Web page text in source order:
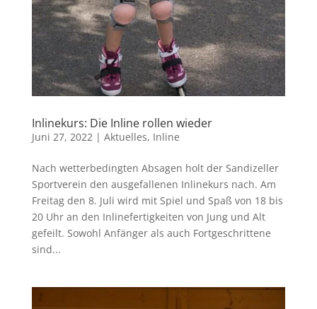
Inlinekurs: Die Inline rollen wieder
Juni 27, 2022| Aktuelles, Inline
Nach wetterbedingten Absagen holt der Sandizeller
Sportverein den ausgefallenen Inlinekurs nach. Am
Freitag den 8. Juli wird mit Spiel und Spaß von 18 bis
20 Uhr an den Inlinefertigkeiten von Jung und Alt
gefeilt. Sowohl Anfänger als auch Fortgeschrittene
sind...